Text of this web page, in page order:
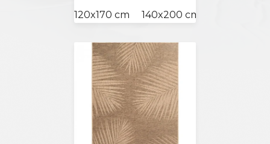
120x170 cm 140x200 cm